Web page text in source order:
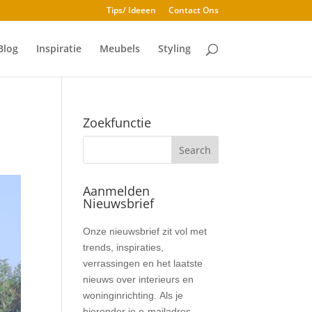
Tips/ Ideeen Contact Ons
Inspiratie Meubels Styling
Zoekfunctie
Aanmelden
Nieuwsbrief
Onze nieuwsbrief zit vol met
trends, inspiraties,
verrassingen en het laatste
nieuws over interieurs en
woninginrichting. Als je